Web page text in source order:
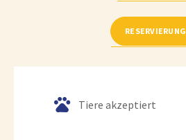
RESERVIERUNG
Tiere akzeptiert